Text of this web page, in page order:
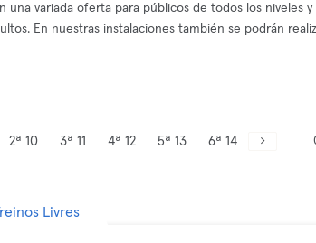
una variada oferta para públicos de todos los niveles
En nuestras instalaciones también se podrán
2ª 10 3ª 11 4ª 12 5ª 13 6ª 14
Livres